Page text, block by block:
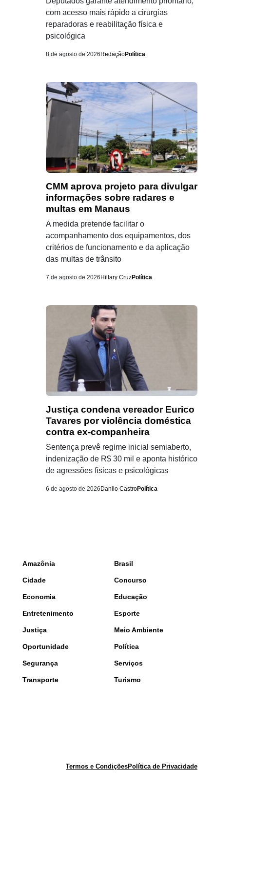
com acesso mais rápido a cirurgias
reparadoras e reabilitação física e
psicológica
8 de agosto de 2026 RedaçãoPolítica
CMM aprova projeto para divulgar
informações sobre radares e
multas em Manaus
A medida pretende facilitar o
acompanhamento dos equipamentos, dos
critérios de funcionamento e da aplicação
das multas de trânsito
7 de agosto de 2026 Hillary CruzPolítica
Justiça condena vereador Eurico
Tavares por violência doméstica
contra ex-companheira
Sentença prevê regime inicial semiaberto,
indenização de R$ 30 mil e aponta histórico
de agressões físicas e psicológicas
6 de agosto de 2026 Danilo CastroPolítica
Amazônia Brasil
Cidade Concurso
Economia Educação
Entretenimento Esporte
Justiça Meio Ambiente
Oportunidade Política
Segurança Serviços
Transporte Turismo
Termos e CondiçõesPolítica de Privacidade